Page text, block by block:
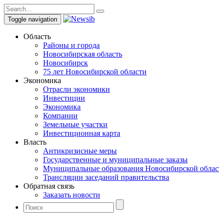
Toggle navigation
Область
Районы и города
Новосибирская область
Новосибирск
75 лет Новосибирской области
Экономика
Отрасли экономики
Инвестиции
Экономика
Компании
Земельные участки
Инвестиционная карта
Власть
Антикризисные меры
Государственные и муниципальные заказы
Муниципальные образования Новосибирской
Трансляции заседаний правительства
Обратная связь
Заказать новости